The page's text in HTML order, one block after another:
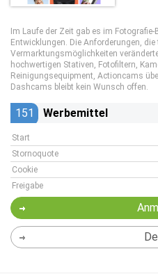
Im Laufe der Zeit gab es im
Entwicklungen. Die Anforderungen,
Vermarktungsmöglichkeiten
hochwertigen Stativen, Fotofiltern,
Reinigungsequipment, Actioncams
Dashcams bleibt kein Wunsch offen.
151 Werbemittel
Start
Stornoquote
Cookie
Freigabe